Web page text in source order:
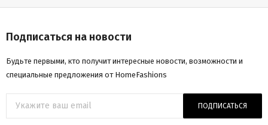
Подписаться на новости
Будьте первыми, кто получит интересные новости, возможности и
специальные предложения от HomeFashions
ПОДПИСАТЬСЯ